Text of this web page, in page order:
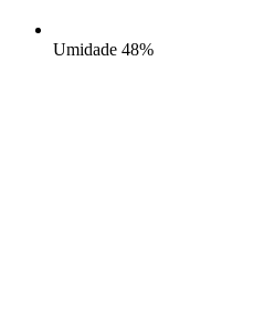
Umidade 48%